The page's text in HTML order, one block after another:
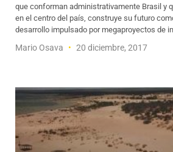
que conforman administrativamente Brasil y
en el centro del país, construye su futuro
desarrollo impulsado por megaproyectos de
Mario Osava 20 diciembre, 2017